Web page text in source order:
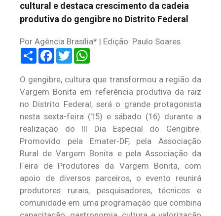
cultural e destaca crescimento da cadeia
produtiva do gengibre no Distrito Federal
Por Agência Brasília* | Edição: Paulo Soares
ShareFacebook
Twitter
O gengibre, cultura que transformou a região da
Vargem Bonita em referência produtiva da raiz
no Distrito Federal, será o grande protagonista
nesta sexta-feira (15) e sábado (16) durante a
realização do III Dia Especial do Gengibre.
Promovido pela Emater-DF, pela Associação
Rural de Vargem Bonita e pela Associação da
Feira de Produtores da Vargem Bonita, com
apoio de diversos parceiros, o evento reunirá
produtores rurais, pesquisadores, técnicos e
comunidade em uma programação que combina